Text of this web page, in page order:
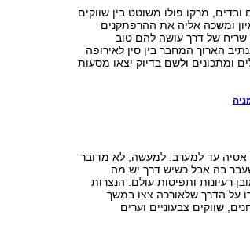
ובדים, מרקו פולו משוטט בין שווקים
ומשכה אליה את ההרפתקנים
שריח של דרך עושה להם טוב
הארוך המחבר בין סין לאירופה
ומתכונים ולשם בדיוק יצאו מסעות
אסיה עד למערב. למעשה, לא מדובר
בה אבל כשיש דרך יש מה
רעיונות ותפיסות עולם. הנצרות
על הדרך שלאורכה צצו במשך
שווקים צבעוניים וערים